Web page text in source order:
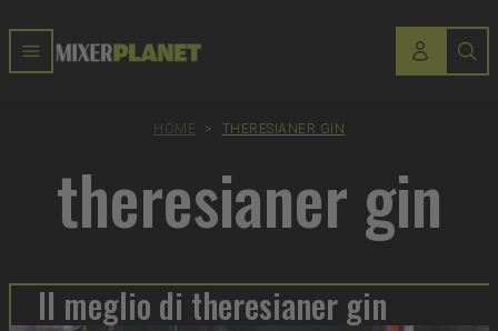
HOME > THERESIANER GIN
theresianer gin
Il meglio di theresianer gin